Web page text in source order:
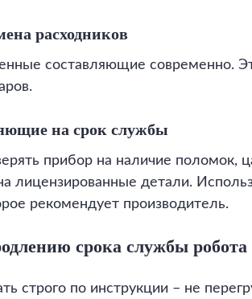
расходников
составляющие современно.
на срок службы
прибор на наличие поломок,
лицензированные детали.
рекомендует производитель.
срока службы робота
строго по инструкции – не